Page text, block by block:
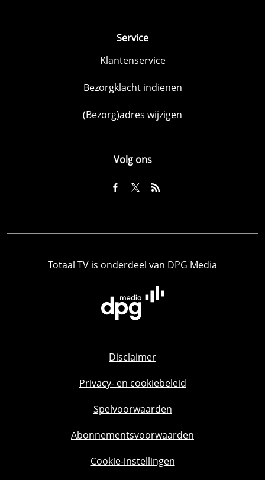
Service
Klantenservice
Bezorgklacht indienen
(Bezorg)adres wijzigen
Volg ons
Totaal TV is onderdeel van DPG Media
Disclaimer
Privacy- en cookiebeleid
Spelvoorwaarden
Abonnementsvoorwaarden
Cookie-instellingen